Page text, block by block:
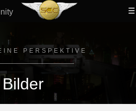
PERSPEKTIVE
Bilder